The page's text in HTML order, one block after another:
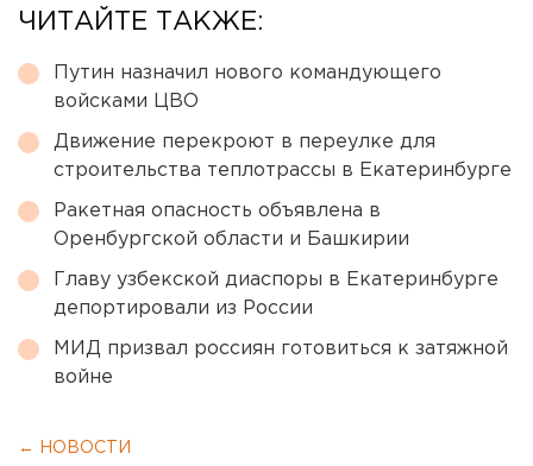
ЧИТАЙТЕ ТАКЖЕ:
Путин назначил нового командующего
войсками ЦВО
Движение перекроют в переулке для
строительства теплотрассы в Екатеринбурге
Ракетная опасность объявлена в
Оренбургской области и Башкирии
Главу узбекской диаспоры в Екатеринбурге
депортировали из России
МИД призвал россиян готовиться к затяжной
войне
← НОВОСТИ